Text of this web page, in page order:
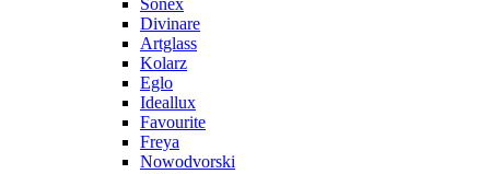
Sonex
Divinare
Artglass
Kolarz
Eglo
Ideallux
Favourite
Freya
Nowodvorski